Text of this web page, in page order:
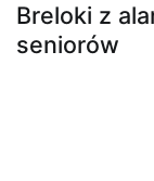
Breloki z
seniorów